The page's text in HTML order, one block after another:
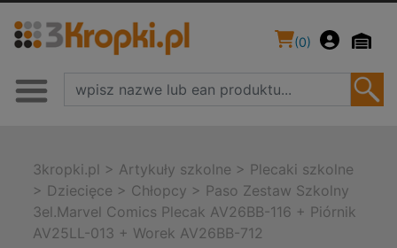
(0)
3kropki.pl > Artykuły szkolne > Plecaki szkolne
> Dziecięce > Chłopcy > Paso Zestaw Szkolny
3el.Marvel Comics Plecak AV26BB-116 + Piórnik
AV25LL-013 + Worek AV26BB-712